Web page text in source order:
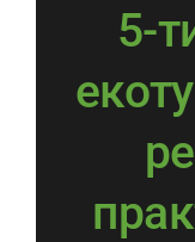
5-